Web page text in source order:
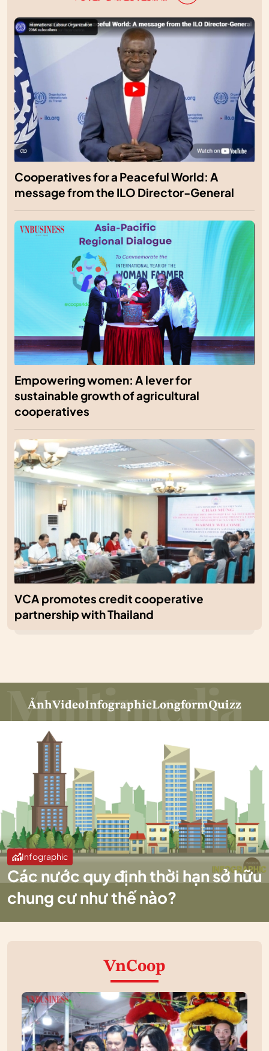
Cooperatives for a Peaceful World: A
message from the ILO Director-General
Empowering women: A lever for
sustainable growth of agricultural
cooperatives
VCA promotes credit cooperative
partnership with Thailand
ẢnhVideoInfographicLongformQuizz
Infographic
Các nước quy định thời hạn sở hữu
chung cư như thế nào?
VnCoop